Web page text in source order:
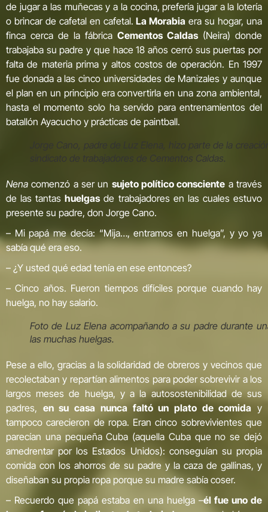
de jugar a las muñecas y a la cocina, prefería jugar a la lotería
o brincar de cafetal en cafetal.La Morabia era su hogar, una
finca cerca de la fábrica Cementos Caldas(Neira) donde
trabajaba su padre y que hace 18 años cerró sus puertas por
falta de materia prima y altos costos de operación. En 1997
fue donada a las cinco universidades de Manizales y aunque
el plan en un principio era convertirla en una zona ambiental,
hasta el momento solo ha servido para entrenamientos del
batallón Ayacucho y prácticas de paintball.
Jorge Cano, padre de Luz Elena, hizo parte de la
sindicato de trabajadores de Cementos Caldas.
Nenacomenzó a ser un sujeto político consciente a través
de las tantashuelgasde trabajadores en las cuales estuvo
presente su padre, don Jorge Cano.
– Mi papá me decía: “Mija…, entramos en huelga”, y yo ya
sabía qué era eso.
– ¿Y usted qué edad tenía en ese entonces?
– Cinco años. Fueron tiempos difíciles porque cuando hay
huelga, no hay salario.
Foto de Luz Elena acompañando a su padre durante
las muchas huelgas.
Pese a ello, gracias a la solidaridad de obreros y vecinos que
recolectaban y repartían alimentos para poder sobrevivir a los
largos meses de huelga, y a la autosostenibilidad de sus
padres, en su casa nunca faltó un plato de comida y
tampoco carecieron de ropa. Eran cinco sobrevivientes que
parecían una pequeña Cuba (aquella Cuba que no se dejó
amedrentar por los Estados Unidos): conseguían su propia
comida con los ahorros de su padre y la caza de gallinas, y
diseñaban su propia ropa porque su madre sabía coser.
– Recuerdo que papá estaba en una huelga –él fue uno de